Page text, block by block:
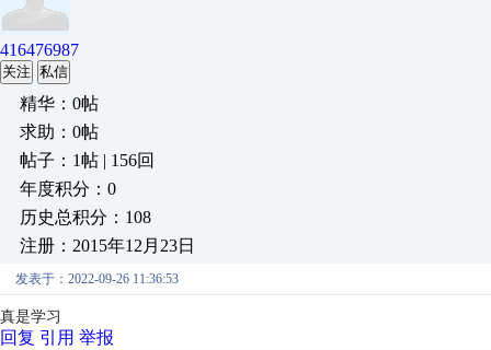
416476987
关注 私信
精华：0帖
求助：0帖
帖子：1帖 | 156回
年度积分：0
历史总积分：108
注册：2015年12月23日
发表于：2022-09-26 11:36:53
真是学习
回复 引用 举报